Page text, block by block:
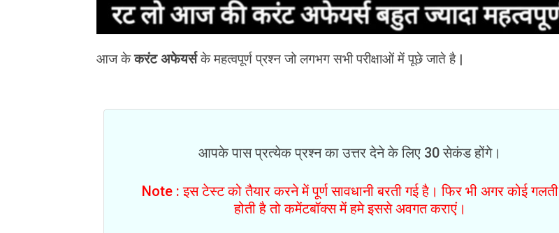
आज केकरंट अफेयर्सके महत्वपूर्ण प्रश्न जो लगभग सभी परीक्षाओं में पूछे जाते है |
आपके पास प्रत्येक प्रश्न का उत्तर देने के लिए 30 सेकंड होंगे।
Note : इस टेस्ट को तैयार करने में पूर्ण सावधानी बरती गई है। फिर भी अगर कोई गलती
होती है तो कमेंटबॉक्स में हमे इससे अवगत कराएं।